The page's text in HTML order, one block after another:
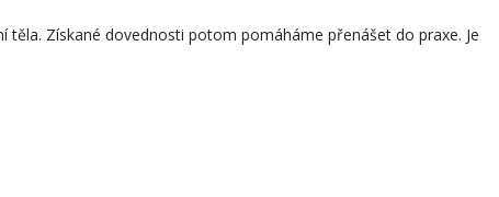
Získané dovednosti potom pomáháme přenášet do praxe. Je